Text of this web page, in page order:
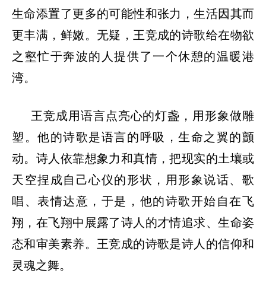
生命添置了更多的可能性和张力，生活因其而
更丰满，鲜嫩。无疑，王竞成的诗歌给在物欲
之壑忙于奔波的人提供了一个休憩的温暖港
湾。
王竞成用语言点亮心的灯盏，用形象做雕
塑。他的诗歌是语言的呼吸，生命之翼的颤
动。诗人依靠想象力和真情，把现实的土壤或
天空捏成自己心仪的形状，用形象说话、歌
唱、表情达意，于是，他的诗歌开始自在飞
翔，在飞翔中展露了诗人的才情追求、生命姿
态和审美素养。王竞成的诗歌是诗人的信仰和
灵魂之舞。